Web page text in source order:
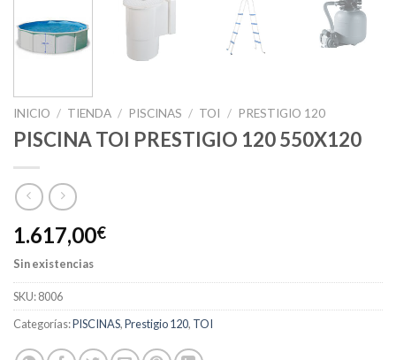
INICIO / TIENDA / PISCINAS / TOI / PRESTIGIO 120
PISCINA TOI PRESTIGIO 120 550X120
1.617,00€
Sin existencias
SKU:8006
Categorías:PISCINAS,Prestigio 120, TOI